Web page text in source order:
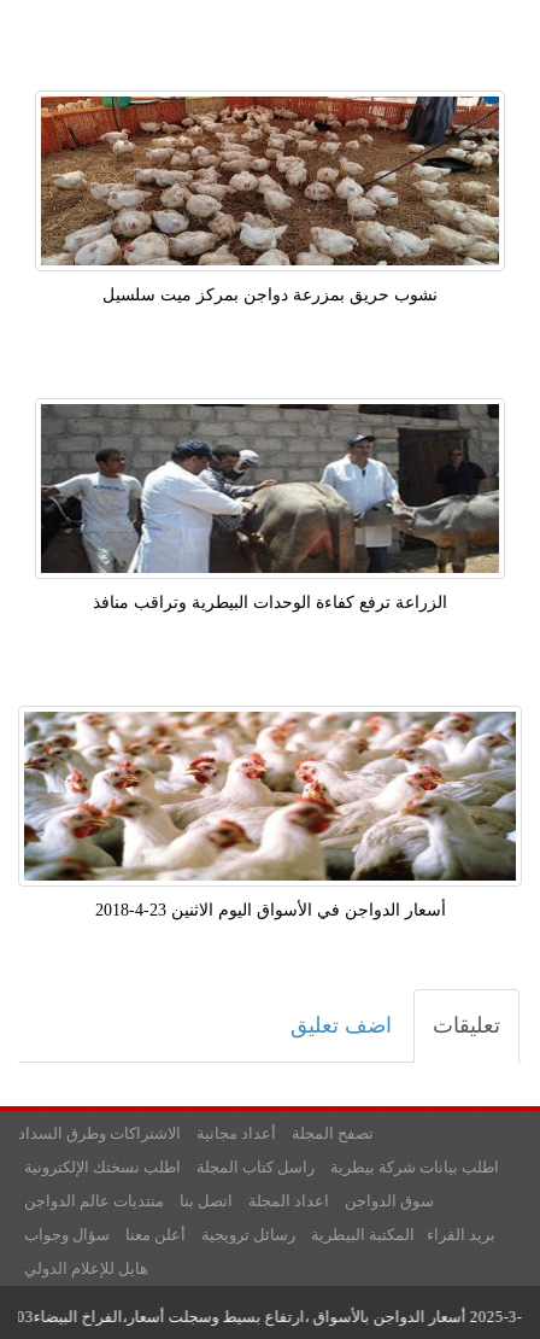
نشوب حريق بمزرعة دواجن بمركز ميت سلسيل
الزراعة ترفع كفاءة الوحدات البيطرية وتراقب منافذ
أسعار الدواجن في الأسواق اليوم الاثنين 23-4-2018
تعليقات اضف تعليق
الاشتراكات وطرق السداد أعداد مجانية
تصفح المجلة
اطلب نسختك الإلكترونية
راسل كتاب المجلة
اطلب بيانات شركة بيطرية
منتديات عالم الدواجن
اتصل بنا اعداد المجلة
سوق الدواجن
سؤال وجواب
أعلن معنا رسائل ترويجية المكتبة البيطرية
بريد القراء
هايل للإعلام الدولي